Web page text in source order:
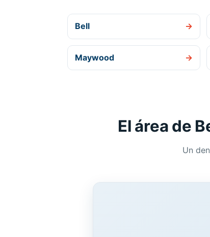
Bell →
Maywood →
El área de
Un